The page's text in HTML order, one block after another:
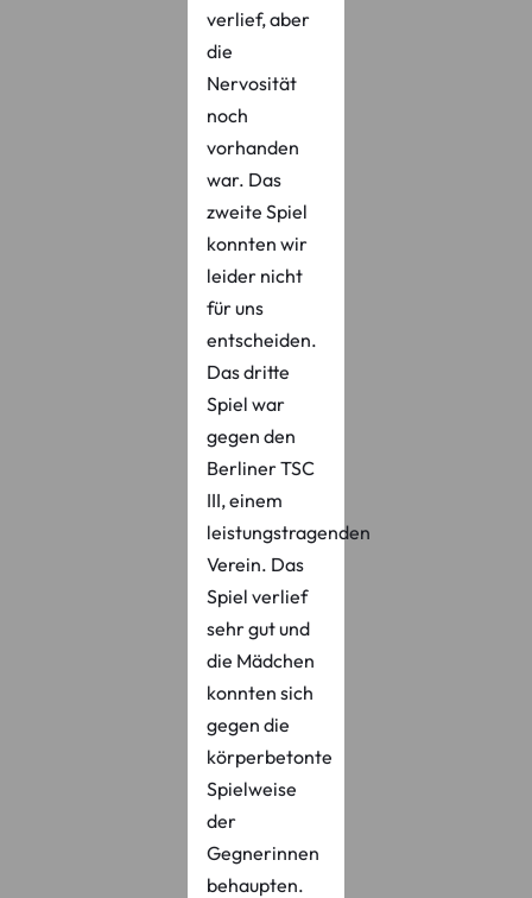
verlief, aber
die
Nervosität
noch
vorhanden
war. Das
zweite Spiel
konnten wir
leider nicht
für uns
entscheiden.
Das dritte
Spiel war
gegen den
Berliner TSC
III, einem
leistungstragenden
Verein. Das
Spiel verlief
sehr gut und
die Mädchen
konnten sich
gegen die
körperbetonte
Spielweise
der
Gegnerinnen
behaupten.